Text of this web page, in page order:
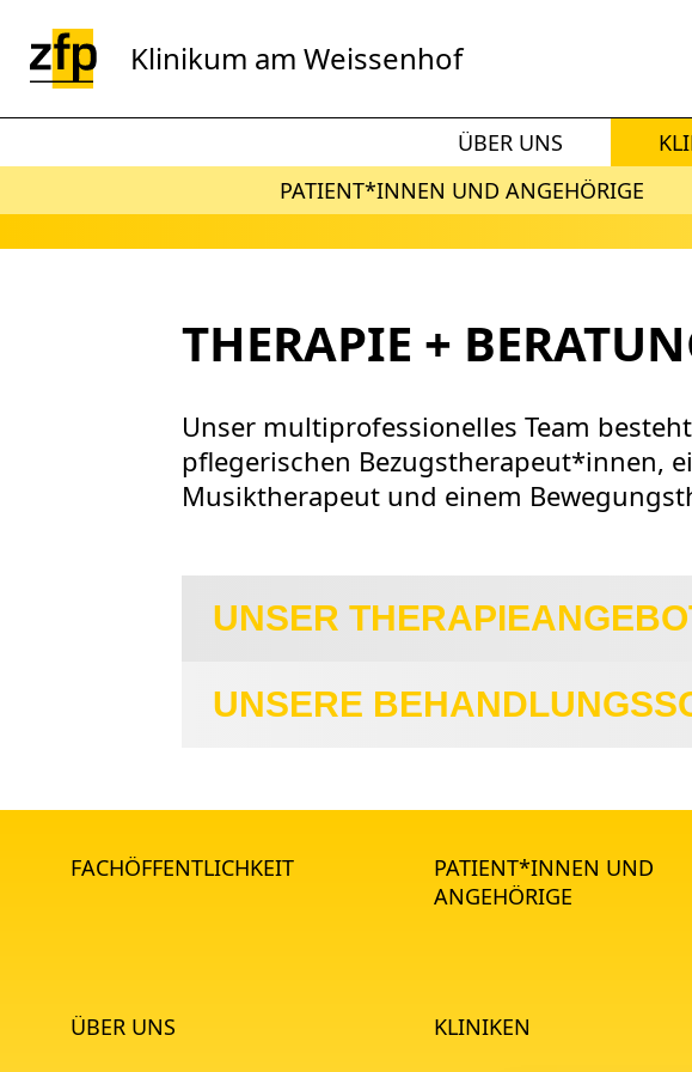
Klinikum am Weissenhof
ÜBER UNS
PATIENT*INNEN UND ANGEHÖRIGE
THERAPIE +
Unser multiprofessionelles Team
pflegerischen Bezugstherapeut*innen,
Musiktherapeut und einem
UNSER
UNSERE
FACHÖFFENTLICHKEIT
PATIENT*INNEN UND
ANGEHÖRIGE
ÜBER UNS KLINIKEN